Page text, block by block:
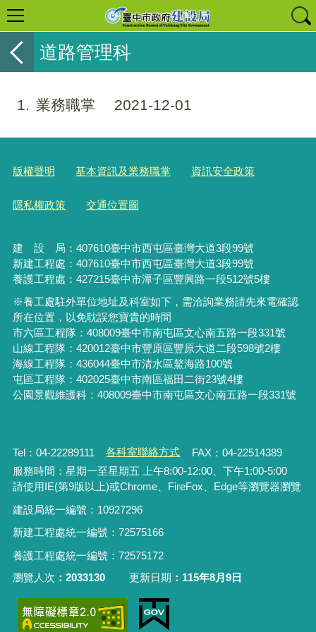
道路管理科
1 業務職掌 2021-12-01
版權聲明 基本資訊及業務職掌 資訊安全政策
隱私權政策 交通位置圖
建 設 局： 407610臺中市西屯區臺灣大道3段99號
新建工程處：407610臺中市西屯區臺灣大道3段99號
養護工程處：427215臺中市潭子區豐興路一段512號5樓
※養工處駐外單位地址及科室如下，需洽詢業務請先來電確認
所在位置，以免耽誤您寶貴的時間
市六區工程隊：408009臺中市南屯區文心南五路一段331號
山線工程隊：420012臺中市豐原區豐原大道二段598號2樓
海線工程隊：436044臺中市清水區鰲海路100號
屯區工程隊：402025臺中市南區福田二街23號4樓
公園景觀維護科：408009臺中市南屯區文心南五路一段331號
Tel：04-22289111 各科室聯絡方式
FAX：04-22514389
服務時間：星期一至星期五 上午8:00-12:00、下午1:00-5:00
請使用IE(第9版以上)或Chrome、FireFox、Edge等瀏覽器瀏覽
建設局統一編號：10927296
新建工程處統一編號 ： 72575166
養護工程處統一編號 ： 72575172
瀏覽人次
2033130 更新日期 115年8月9日